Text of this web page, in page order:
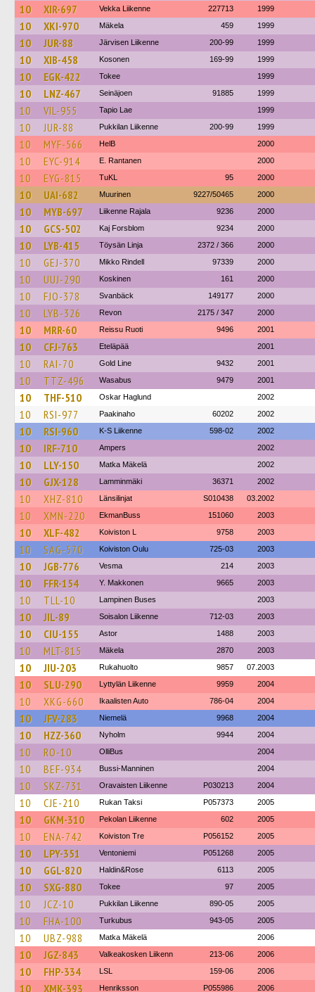
10 XIR-697 Vekka Liikenne 227713 1999
10 XKI-970 Mäkela 459 1999
10 JUR-88 Järvisen Liikenne 200-99 1999
10 XIB-458 Kosonen 169-99 1999
10 EGK-422 Tokee 1999
10 LNZ-467 Seinäjoen 91885 1999
10 VIL-955 Tapio Lae 1999
10 JUR-88 Pukkilan Liikenne 200-99 1999
10 MYF-566 HelB 2000
10 EYC-914 E. Rantanen 2000
10 EYG-815 TuKL 95 2000
10 UAI-682 Muurinen 9227/50465 2000
10 MYB-697 Liikenne Rajala 9236 2000
10 GCS-502 Kaj Forsblom 9234 2000
10 LYB-415 Töysän Linja 2372 / 366 2000
10 GEJ-370 Mikko Rindell 97339 2000
10 UUJ-290 Koskinen 161 2000
10 FJO-378 Svanbäck 149177 2000
10 LYB-326 Revon 2175 / 347 2000
10 MRR-60 Reissu Ruoti 9496 2001
10 CFJ-763 Eteläpää 2001
10 RAI-70 Gold Line 9432 2001
10 TTZ-496 Wasabus 9479 2001
10 THF-510 Oskar Haglund 2002
10 RSI-977 Paakinaho 60202 2002
10 RSI-960 K-S Liikenne 598-02 2002
10 IRF-710 Ampers 2002
10 LLY-150 Matka Mäkelä 2002
10 GJX-128 Lamminmäki 36371 2002
10 XHZ-810 Länsilinjat S010438 03.2002
10 XMN-220 EkmanBuss 151060 2003
10 XLF-482 Koiviston L 9758 2003
10 SAG-570 Koiviston Oulu 725-03 2003
10 JGB-776 Vesma 214 2003
10 FFR-154 Y. Makkonen 9665 2003
10 TLL-10 Lampinen Buses 2003
10 JIL-89 Soisalon Liikenne 712-03 2003
10 CIU-155 Astor 1488 2003
10 MLT-815 Mäkela 2870 2003
10 JIU-203 Rukahuolto 9857 07.2003
10 SLU-290 Lyttylän Liikenne 9959 2004
10 XKG-660 Ikaalisten Auto 786-04 2004
10 JFV-283 Niemelä 9968 2004
10 HZZ-360 Nyholm 9944 2004
10 RO-10 OlliBus 2004
10 BEF-934 Bussi-Manninen 2004
10 SKZ-731 Oravaisten Liikenne P030213 2004
10 CJE-210 Rukan Taksi P057373 2005
10 GKM-310 Pekolan Liikenne 602 2005
10 ENA-742 Koiviston Tre P056152 2005
10 LPY-351 Ventoniemi P051268 2005
10 GGL-820 Haldin&Rose 6113 2005
10 SXG-880 Tokee 97 2005
10 JCZ-10 Pukkilan Liikenne 890-05 2005
10 FHA-100 Turkubus 943-05 2005
10 UBZ-988 Matka Mäkelä 2006
10 JGZ-843 Valkeakosken Liikenn 213-06 2006
10 FHP-334 LSL 159-06 2006
10 XMK-393 Henriksson P055986 2006